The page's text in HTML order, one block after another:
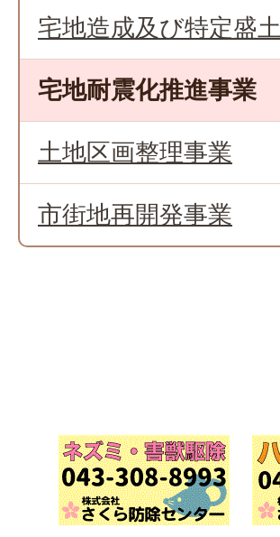
宅地造成及び特定盛
宅地耐震化推進事業
土地区画整理事業
市街地再開発事業